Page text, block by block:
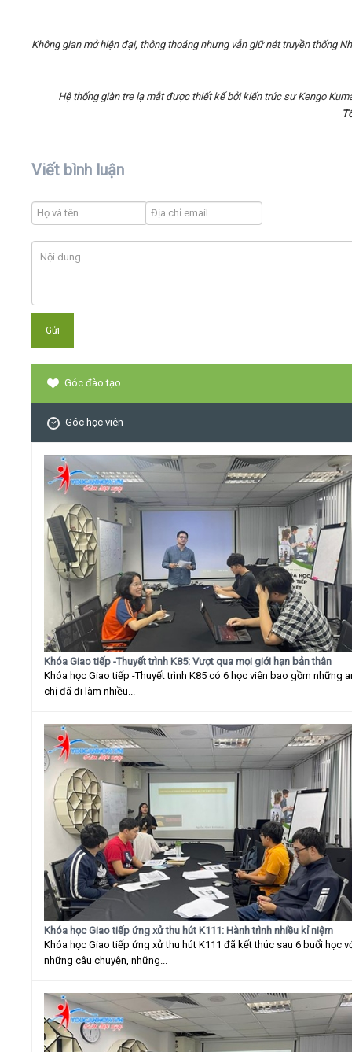
Không gian mở hiện đại, thông thoáng nhưng vẫn giữ nét truyền thống
Hệ thống giàn tre lạ mắt được thiết kế bởi kiến trúc sư Kengo
Viết bình luận
Góc đào tạo
Góc học viên
Khóa Giao tiếp -Thuyết trình K85: Vượt qua mọi giới hạn bản thân
Khóa học Giao tiếp -Thuyết trình K85 có 6 học viên bao gồm những
chị đã đi làm nhiều...
Khóa học Giao tiếp ứng xử thu hút K111: Hành trình nhiều kỉ niệm
Khóa học Giao tiếp ứng xử thu hút K111 đã kết thúc sau 6 buổi học
những câu chuyện, những...